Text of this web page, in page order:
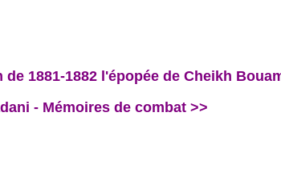
1881-1882 l'épopée de Cheikh
- Mémoires de combat >>